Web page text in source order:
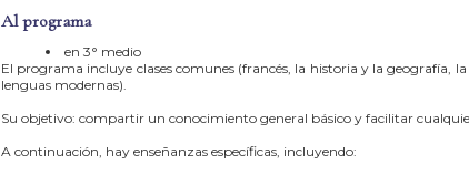
Al programa
en 3° medio
El programa incluye clases comunes (francés, la historia y la geografía,
lenguas modernas).
Su objetivo: compartir un conocimiento general básico y facilitar
A continuación, hay enseñanzas específicas, incluyendo: